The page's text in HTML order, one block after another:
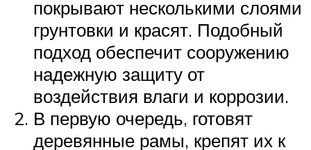
покрывают несколькими слоями
грунтовки и красят. Подобный
подход обеспечит сооружению
надежную защиту от
воздействия влаги и коррозии.
В первую очередь, готовят
деревянные рамы, крепят их к